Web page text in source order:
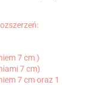
7 cm )
7 cm)
7 cm oraz 1